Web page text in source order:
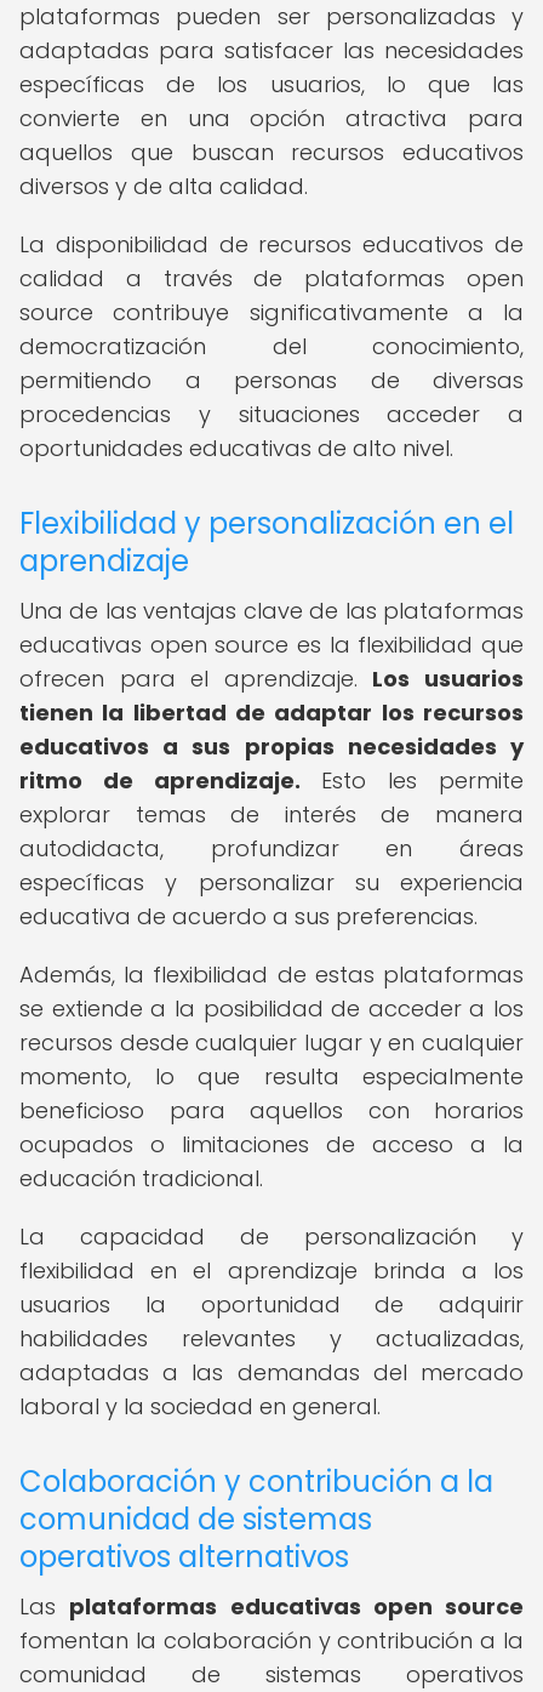
plataformas pueden ser personalizadas y
adaptadas para satisfacer las necesidades
específicas de los usuarios, lo que las
convierte en una opción atractiva para
aquellos que buscan recursos educativos
diversos y de alta calidad.
La disponibilidad de recursos educativos de
calidad a través de plataformas open
source contribuye significativamente a la
democratización del conocimiento,
permitiendo a personas de diversas
procedencias y situaciones acceder a
oportunidades educativas de alto nivel.
Flexibilidad y personalización en el
aprendizaje
Una de las ventajas clave de las plataformas
educativas open source es la flexibilidad que
ofrecen para el aprendizaje. Los usuarios
tienen la libertad de adaptar los recursos
educativos a sus propias necesidades y
ritmo de aprendizaje. Esto les permite
explorar temas de interés de manera
autodidacta, profundizar en áreas
específicas y personalizar su experiencia
educativa de acuerdo a sus preferencias.
Además, la flexibilidad de estas plataformas
se extiende a la posibilidad de acceder a los
recursos desde cualquier lugar y en cualquier
momento, lo que resulta especialmente
beneficioso para aquellos con horarios
ocupados o limitaciones de acceso a la
educación tradicional.
La capacidad de personalización y
flexibilidad en el aprendizaje brinda a los
usuarios la oportunidad de adquirir
habilidades relevantes y actualizadas,
adaptadas a las demandas del mercado
laboral y la sociedad en general.
Colaboración y contribución a la
comunidad de sistemas
operativos alternativos
Las plataformas educativas open source
fomentan la colaboración y contribución a la
comunidad de sistemas operativos